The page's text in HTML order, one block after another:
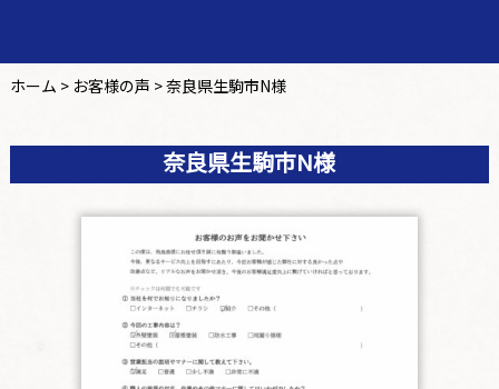
ホーム > お客様の声 >奈良県生駒市N様
奈良県生駒市N様